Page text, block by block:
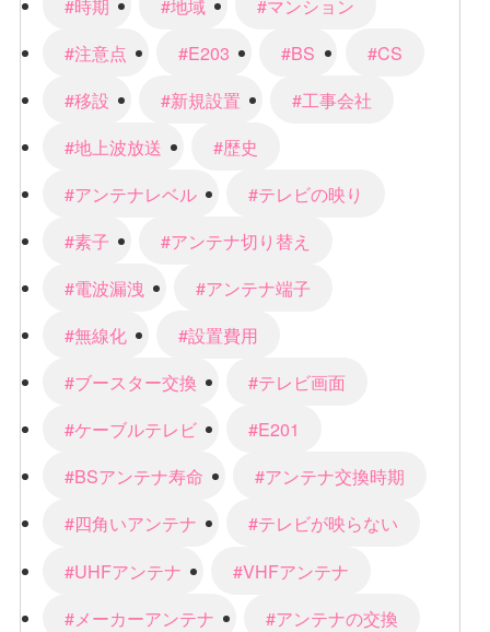
#時期 #地域
#マンション
#注意点
#E203 #BS
#CS
#移設
#新規設置
#工事会社
#地上波放送
#歴史
#アンテナレベル
#テレビの映り
#素子
#アンテナ切り替え
#電波漏洩
#アンテナ端子
#無線化
#設置費用
#ブースター交換
#テレビ画面
#ケーブルテレビ
#E201
#BSアンテナ寿命
#アンテナ交換時期
#四角いアンテナ
#テレビが映らない
#UHFアンテナ
#VHFアンテナ
#メーカーアンテナ
#アンテナの交換